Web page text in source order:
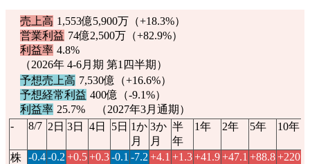
売上高 1,553億5,900万（+18.3%）
営業利益 74億2,500万（+82.9%）
利益率 4.8%
（2026年 4-6月期 第1四半期）
予想売上高 7,530億（+16.6%）
予想経常利益 400億（-9.1%）
利益率 25.7% （2027年3月通期）
-
8/7 2日 3日 4日 5日 1か
月
3か
月
半
年
1年 2年 5年 10年
株 -0.4-0.2 +0.5+0.3-0.1 -7.2 +4.1 +1.3+41.9+47.1 +88.8+220.3